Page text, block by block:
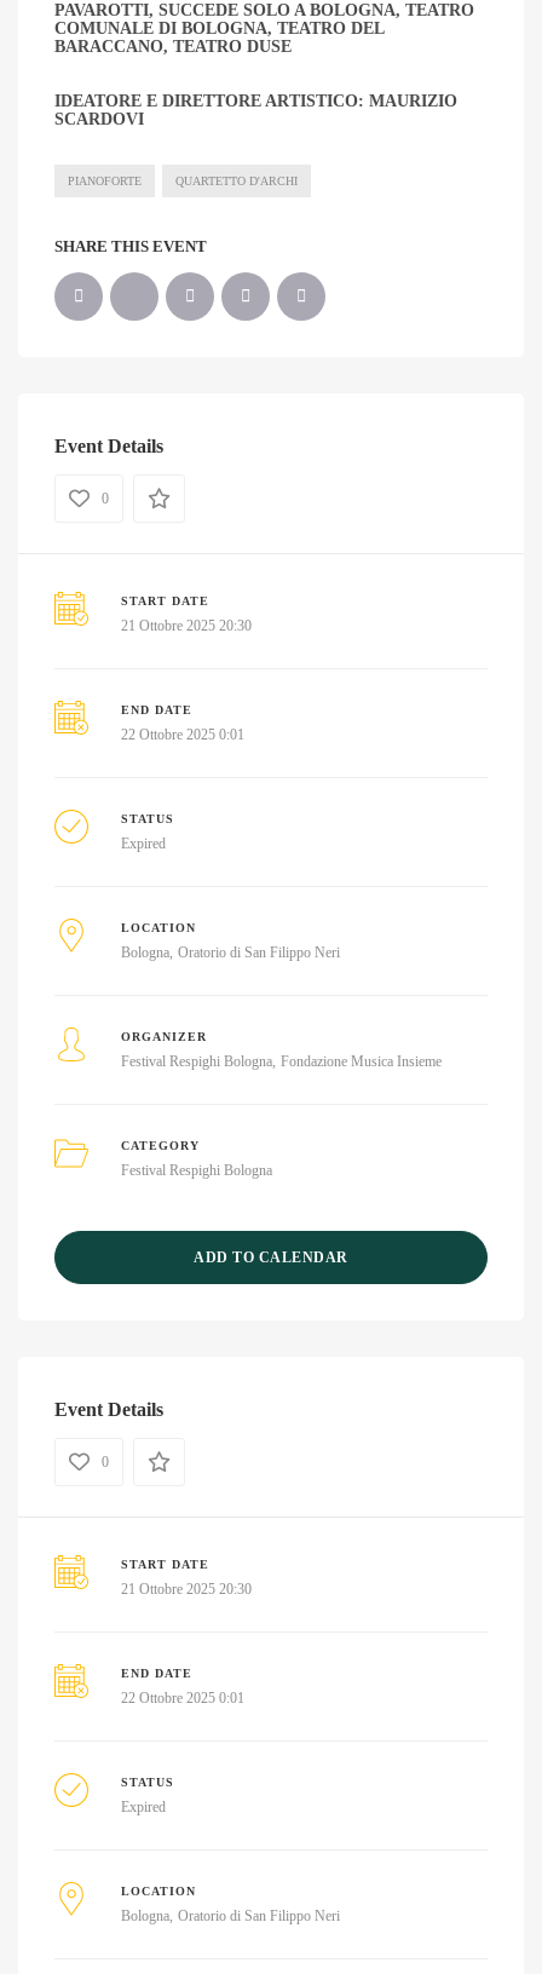
PAVAROTTI, SUCCEDE SOLO A BOLOGNA, TEATRO
COMUNALE DI BOLOGNA, TEATRO DEL
BARACCANO, TEATRO DUSE
IDEATORE E DIRETTORE ARTISTICO: MAURIZIO
SCARDOVI
PIANOFORTE QUARTETTO D'ARCHI
SHARE THIS EVENT
Event Details
0
START DATE
21 Ottobre 2025 20:30
END DATE
22 Ottobre 2025 0:01
STATUS
Expired
LOCATION
Bologna Oratorio di San Filippo Neri
ORGANIZER
Festival Respighi Bologna Fondazione Musica Insieme
CATEGORY
Festival Respighi Bologna
ADD TO CALENDAR
Event Details
0
START DATE
21 Ottobre 2025 20:30
END DATE
22 Ottobre 2025 0:01
STATUS
Expired
LOCATION
Bologna Oratorio di San Filippo Neri